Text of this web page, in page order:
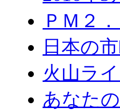
ＰＭ２
日本の
火山ラ
あなた